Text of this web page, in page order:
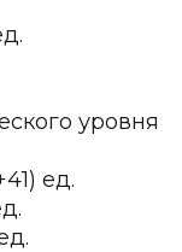
уровня
ед.